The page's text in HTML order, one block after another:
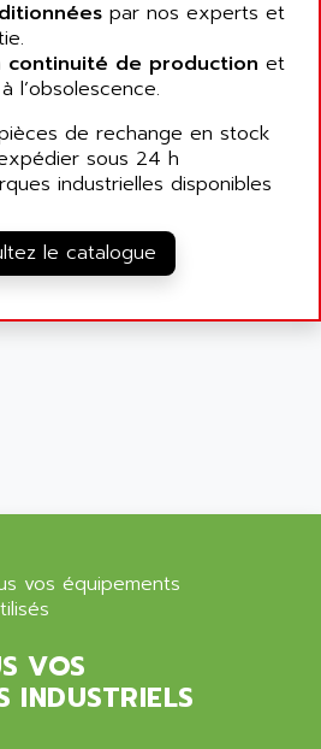
par nos experts et
continuité de production et
l’obsolescence.
de rechange en stock
sous 24 h
industrielles disponibles
le catalogue
VOS
INDUSTRIELS